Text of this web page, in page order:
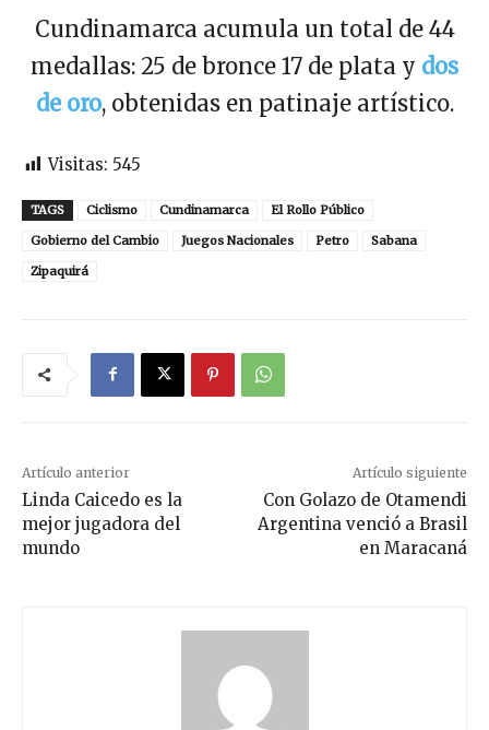
Cundinamarca acumula un total de 44
medallas: 25 de bronce 17 de plata y dos
de oro, obtenidas en patinaje artístico.
Visitas: 545
TAGS Ciclismo Cundinamarca
El Rollo Público
Gobierno del Cambio
Juegos Nacionales Petro
Sabana
Zipaquirá
Artículo anterior
Linda Caicedo es la
mejor jugadora del
mundo
Artículo siguiente
Con Golazo de Otamendi
Argentina venció a Brasil
en Maracaná